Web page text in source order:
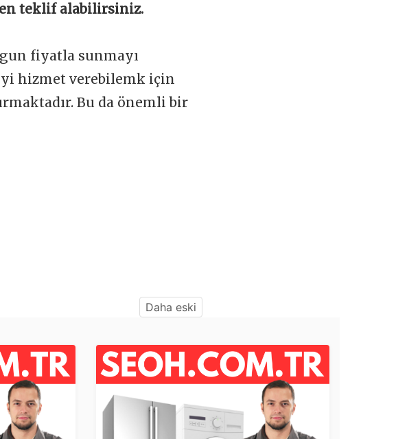
teklif alabilirsiniz.
fiyatla sunmayı
hizmet verebilemk için
Bu da önemli bir
Daha eski